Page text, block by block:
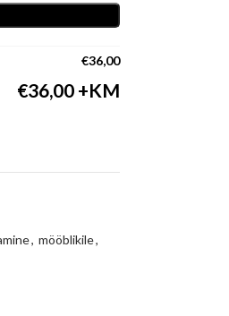
€36,00
€36,00
, mööblikile,